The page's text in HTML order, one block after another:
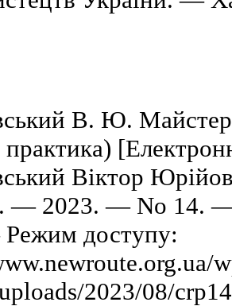
В. Ю.
практика)
Віктор
— 2023. — No 14.
доступу:
2023/08/